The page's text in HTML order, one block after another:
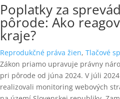
Poplatky za
pôrode: Ako
kraje?
Reprodukčné práva žien, Tlačové
Zákon priamo upravuje právny
pri pôrode od júna 2024. V júli
realizovali monitoring webových